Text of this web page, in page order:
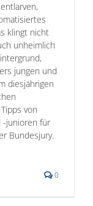
klingt nicht
unheimlich
jungen und
diesjährigen
von
-junioren für
Bundesjury.
0